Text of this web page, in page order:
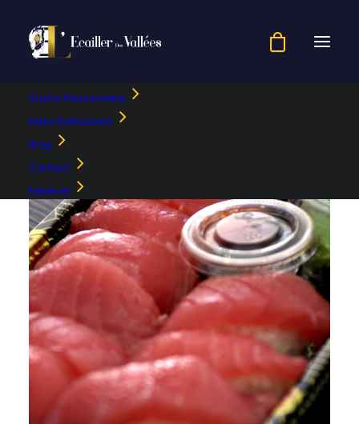
Sushis Poissonnerie
Menu Restaurant
Blog
Contact
Réserver